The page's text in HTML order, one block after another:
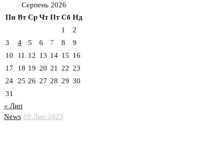
News 10 Лип 2023
Серпень 2026
Пн Вт Ср Чт Пт Сб Нд
1
2
3
4 5 6 7 8
9
10
11 12 13 14 15 16
17
18 19 20 21 22 23
24
25 26 27 28 29 30
31
« Лип